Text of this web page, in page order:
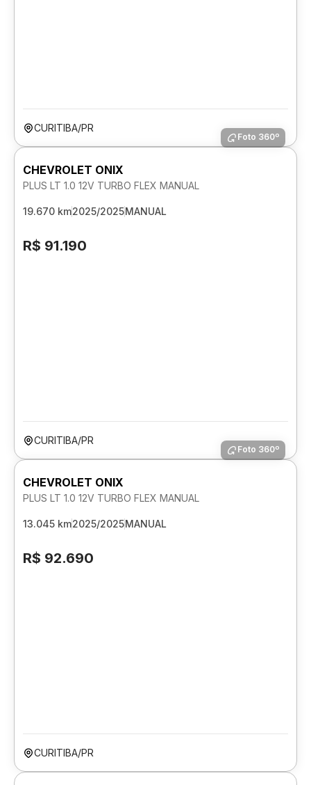
CURITIBA/PR
Foto 360º
CHEVROLET ONIX
PLUS LT 1.0 12V TURBO FLEX MANUAL
19.670 km2025/2025MANUAL
R$ 91.190
CURITIBA/PR
Foto 360º
CHEVROLET ONIX
PLUS LT 1.0 12V TURBO FLEX MANUAL
13.045 km2025/2025MANUAL
R$ 92.690
CURITIBA/PR